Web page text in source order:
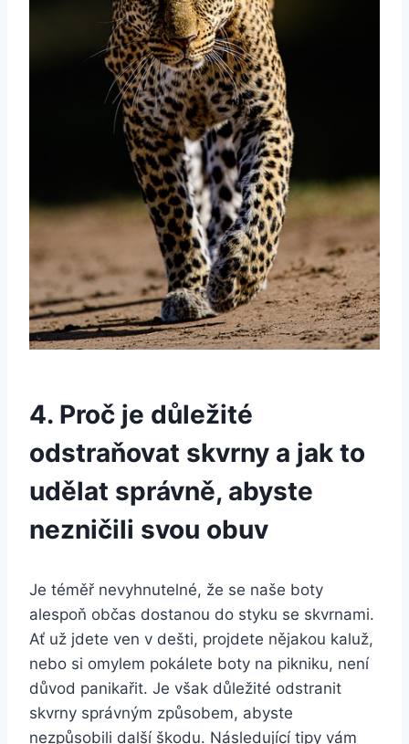
4. Proč je důležité
odstraňovat skvrny a jak‌ to
udělat správně, abyste
nezničili svou ⁤obuv
Je ⁤téměř nevyhnutelné, že se naše boty
alespoň občas dostanou⁣ do styku se skvrnami.⁣
Ať už jdete ven v dešti,⁢ projdete nějakou ⁢kaluž,
nebo ⁣si omylem pokálete boty na‌ pikniku,⁢ není
důvod panikařit. Je​ však důležité odstranit
skvrny⁤ správným ⁤způsobem, abyste
nezpůsobili​ další škodu. Následující tipy ⁣vám